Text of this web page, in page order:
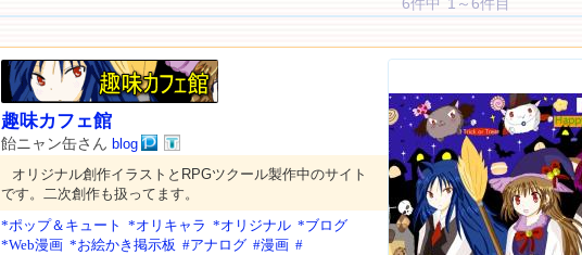
6件中 1～6件目
趣味カフェ館
飴ニャン缶さん blog
オリジナル創作イラストとRPGツクール製作中のサイト
です。二次創作も扱ってます。
*ポップ＆キュート *オリキャラ *オリジナル *ブログ
*Web漫画 *お絵かき掲示板 #アナログ #漫画 #